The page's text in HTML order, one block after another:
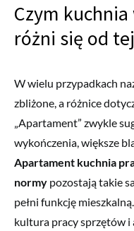
Czym
różni się od
W wielu przypadkach
zbliżone, a różnice
„Apartament” zwykle
wykończenia, większe
Apartament kuchnia
normy pozostają takie
pełni funkcję
kultura pracy sprzętów i